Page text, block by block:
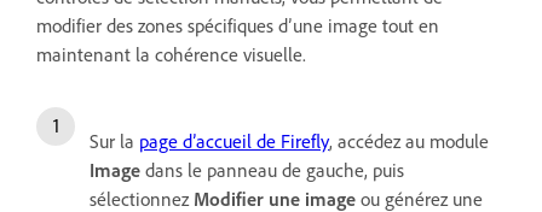
modifier des zones spécifiques d’une image tout en
maintenant la cohérence visuelle.
Sur la page d’accueil de Firefly, accédez au module
Image dans le panneau de gauche, puis
sélectionnez Modifier une image ou générez une